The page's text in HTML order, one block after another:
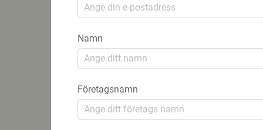
Namn
Företagsnamn